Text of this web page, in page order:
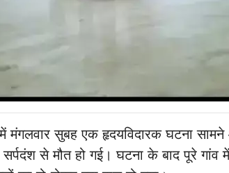
मंगलवार सुबह एक हृदयविदारक घटना
से मौत हो गई। घटना के बाद पूरे गांव